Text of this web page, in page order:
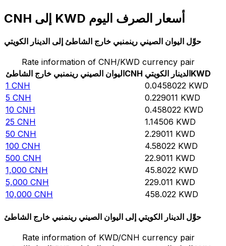
CNH إلى KWD أسعار الصرف اليوم
حوِّل اليوان الصيني رينمنبي خارج الشاطئ إلى الدينار الكويتي
Rate information of CNH/KWD currency pair
اليوان الصيني رينمنبي خارج الشاطئCNH الدينار الكويتيKWD
1 CNH 0.0458022 KWD
5 CNH 0.229011 KWD
10 CNH 0.458022 KWD
25 CNH 1.14506 KWD
50 CNH 2.29011 KWD
100 CNH 4.58022 KWD
500 CNH 22.9011 KWD
1,000 CNH 45.8022 KWD
5,000 CNH 229.011 KWD
10,000 CNH 458.022 KWD
حوِّل الدينار الكويتي إلى اليوان الصيني رينمنبي خارج الشاطئ
Rate information of KWD/CNH currency pair